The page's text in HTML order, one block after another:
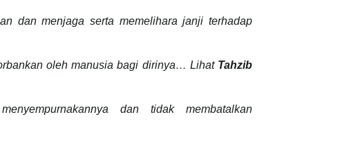
dan menjaga serta memelihara janji terhadap
oleh manusia bagi dirinya… Lihat Tahzib
dan tidak membatalkan